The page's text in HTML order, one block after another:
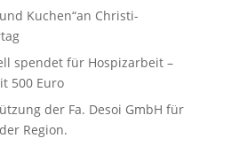
Kuchen“an Christi-
spendet für Hospizarbeit –
500 Euro
der Fa. Desoi GmbH für
Region.